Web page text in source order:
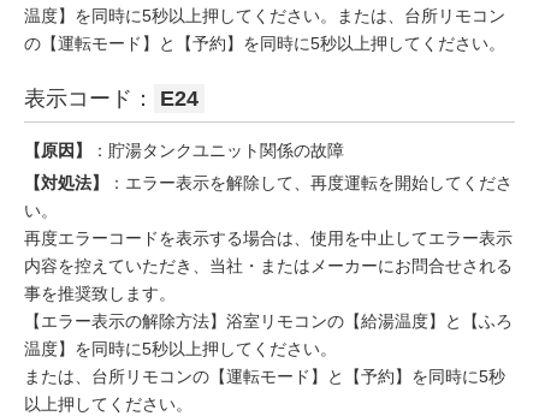
温度】を同時に5秒以上押してください。または、台所リモコン
の【運転モード】と【予約】を同時に5秒以上押してください。
表示コード： E24
【原因】
：貯湯タンクユニット関係の故障
【対処法】
：エラー表示を解除して、再度運転を開始してくださ
い。
再度エラーコードを表示する場合は、使用を中止してエラー表示
内容を控えていただき、当社・またはメーカーにお問合せされる
事を推奨致します。
【エラー表示の解除方法】浴室リモコンの【給湯温度】と【ふろ
温度】を同時に5秒以上押してください。
または、台所リモコンの【運転モード】と【予約】を同時に5秒
以上押してください。